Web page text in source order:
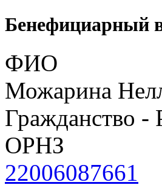
Бенефициарный
ФИО
Можарина
Гражданство -
ОРНЗ
22006087661